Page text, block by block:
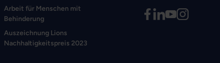
Arbeit für Menschen mit
Behinderung
Auszeichnung Lions
Nachhaltigkeitspreis 2023